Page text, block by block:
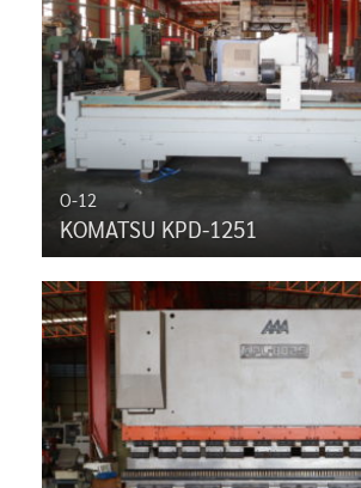
O-12
KOMATSU KPD-1251